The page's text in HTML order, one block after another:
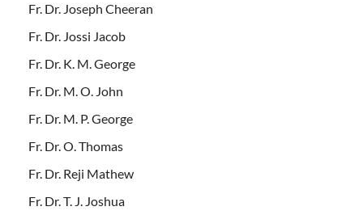
Fr. Dr. Joseph Cheeran
Fr. Dr. Jossi Jacob
Fr. Dr. K. M. George
Fr. Dr. M. O. John
Fr. Dr. M. P. George
Fr. Dr. O. Thomas
Fr. Dr. Reji Mathew
Fr. Dr. T. J. Joshua